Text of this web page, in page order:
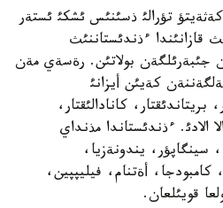
تؤرالئ ذسئنئس ئشكئ ئستةر
قازانئندا ءذندئستاننئث
جئبةرئلگةن بولاتئن. رةسةي مةن
كةيئن أيزانئ
بريتاندئقتار، كانادالئقتار،
الادئ. ءذندئستاندا مذنداي
سينگاپؤر، يندونةزيا،
كامبودجا، أةتنام، فيليپپين،
قويئلعان.